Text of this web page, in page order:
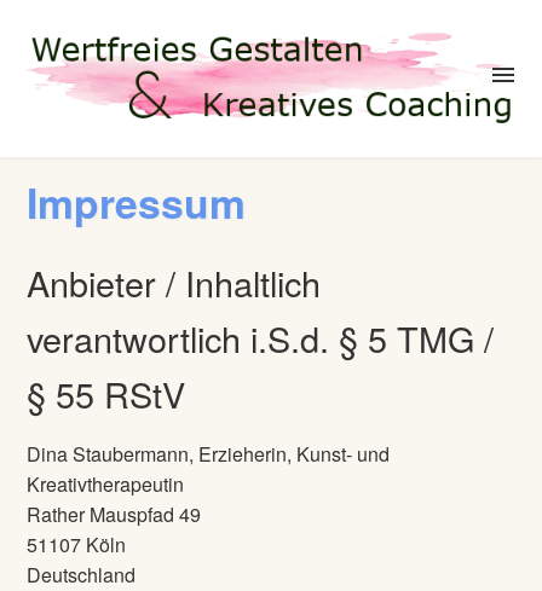
menu
Impressum
Anbieter / Inhaltlich
verantwortlich i.S.d. § 5 TMG /
§ 55 RStV
Dina Staubermann, Erzieherin, Kunst- und
Kreativtherapeutin
Rather Mauspfad 49
51107 Köln
Deutschland